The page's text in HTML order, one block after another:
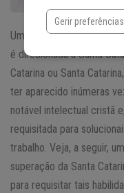
Uma oração poderosaà
é direcionada à Santa
Catarina ou Santa
ter aparecido inúmeras
notável intelectual cristã
requisitada para
trabalho. Veja, a seguir,
superação da Santa
para requisitar tais
Gerir preferências